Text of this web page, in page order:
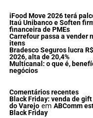
iFood Move 2026 terá
Itaú Unibanco e Soften
financeira de PMEs
Carrefour passa a vender
itens
Bradesco Seguros lucra
2026, alta de 20,4%
Multicanal: o que é,
negócios
Comentários recentes
Black Friday: venda de
do Varejoem ABComm
Black Friday